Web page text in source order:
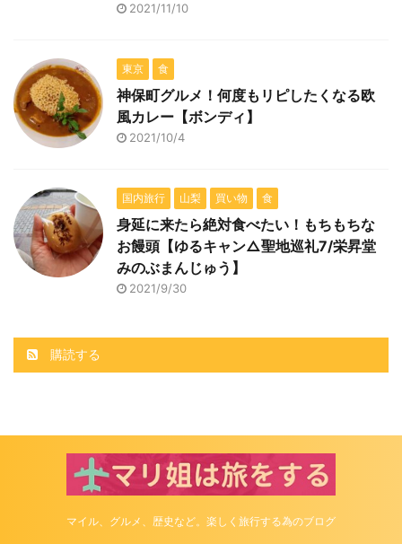
2021/11/10
東京 食
神保町グルメ！何度もリピしたくなる欧
風カレー【ボンディ】
2021/10/4
国内旅行 山梨 買い物 食
身延に来たら絶対食べたい！もちもちな
お饅頭【ゆるキャン△聖地巡礼7/栄昇堂
みのぶまんじゅう】
2021/9/30
購読する
マイル、グルメ、歴史など。楽しく旅行する為のブログ